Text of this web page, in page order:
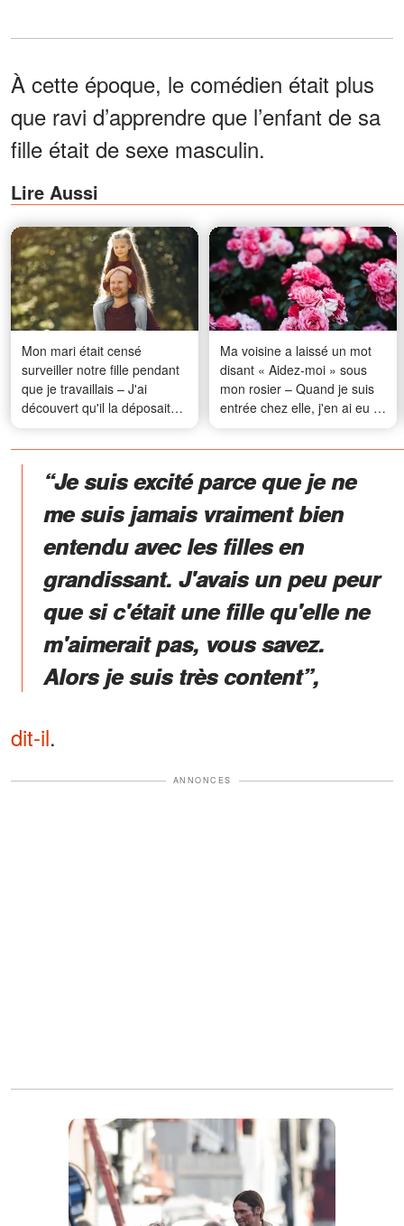
À cette époque, le comédien était plus
que ravi d’apprendre que l’enfant de sa
fille était de sexe masculin.
Lire Aussi
Mon mari était censé
surveiller notre fille pendant
que je travaillais – J'ai
découvert qu'il la déposait
chez notre voisine depuis
des semaines
Ma voisine a laissé un mot
disant « Aidez-moi » sous
mon rosier – Quand je suis
entrée chez elle, j'en ai eu le
souffle coupé
“Je suis excité parce que je ne
me suis jamais vraiment bien
entendu avec les filles en
grandissant. J'avais un peu peur
que si c'était une fille qu'elle ne
m'aimerait pas, vous savez.
Alors je suis très content”,
dit-il.
ANNONCES